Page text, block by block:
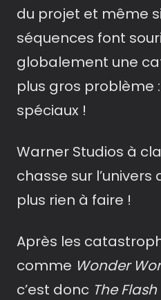
du projet et même
séquences font
globalement une
plus gros problème
spéciaux !
Warner Studios à
chasse sur l’univers
plus rien à faire !
Après les
comme Wonder
c’est donc The Flash